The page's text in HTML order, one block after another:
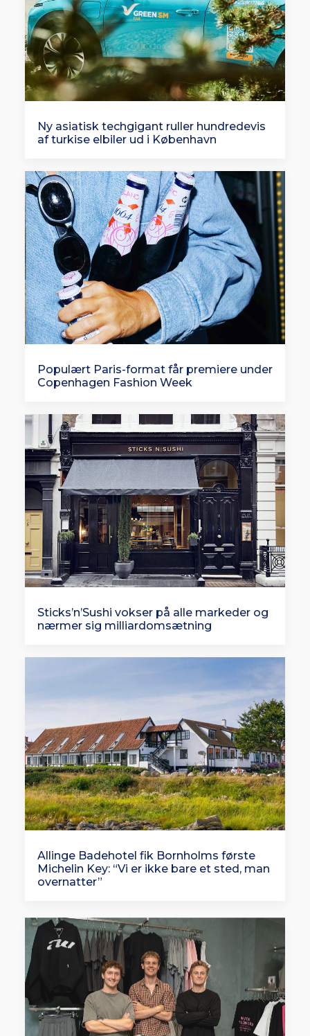
Ny asiatisk techgigant ruller hundredevis
af turkise elbiler ud i København
Populært Paris-format får premiere under
Copenhagen Fashion Week
Sticks’n’Sushi vokser på alle markeder og
nærmer sig milliardomsætning
Allinge Badehotel fik Bornholms første
Michelin Key: “Vi er ikke bare et sted, man
overnatter”